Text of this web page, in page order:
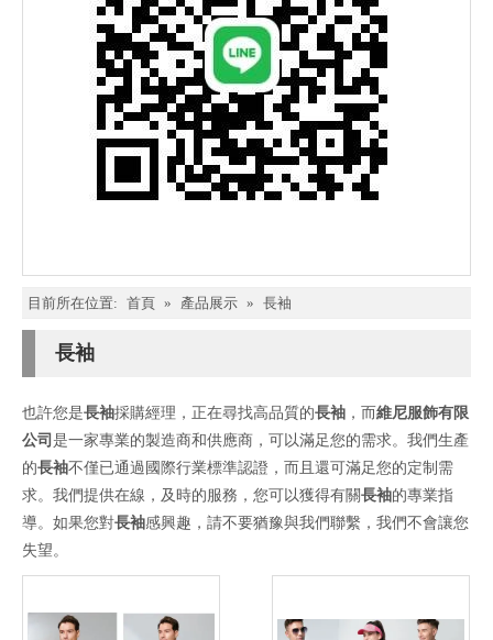
目前所在位置: 首頁 » 產品展示 » 長袖
長袖
也許您是長袖採購經理，正在尋找高品質的長袖 ，而維尼服飾有限
公司 是一家專業的製造商和供應商，可以滿足您的需求。我們生產
的長袖不僅已通過國際行業標準認證，而且還可滿足您的定制需
求。我們提供在線，及時的服務，您可以獲得有關長袖的專業指
導。如果您對長袖感興趣，請不要猶豫與我們聯繫，我們不會讓您
失望。